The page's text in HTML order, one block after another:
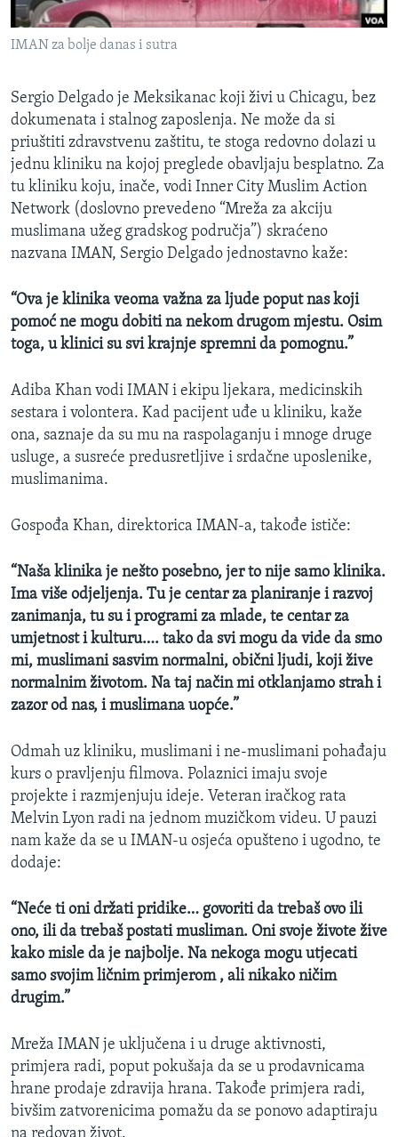
MAGAZIN
O GLASU AMERIKE
Learning English
PRATITE NAS
Jezici
IMAN za bolje danas i sutra
Sergio Delgado je Meksikanac koji živi u Chicagu, bez
dokumenata i stalnog zaposlenja. Ne može da si
priuštiti zdravstvenu zaštitu, te stoga redovno dolazi u
jednu kliniku na kojoj preglede obavljaju besplatno. Za
tu kliniku koju, inače, vodi Inner City Muslim Action
Network (doslovno prevedeno “Mreža za akciju
muslimana užeg gradskog područja”) skraćeno
nazvana IMAN, Sergio Delgado jednostavno kaže:
“Ova je klinika veoma važna za ljude poput nas koji
pomoć ne mogu dobiti na nekom drugom mjestu. Osim
toga, u klinici su svi krajnje spremni da pomognu.”
Adiba Khan vodi IMAN i ekipu ljekara, medicinskih
sestara i volontera. Kad pacijent uđe u kliniku, kaže
ona, saznaje da su mu na raspolaganju i mnoge druge
usluge, a susreće predusretljive i srdačne uposlenike,
muslimanima.
Gospođa Khan, direktorica IMAN-a, takođe ističe:
“Naša klinika je nešto posebno, jer to nije samo klinika.
Ima više odjeljenja. Tu je centar za planiranje i razvoj
zanimanja, tu su i programi za mlade, te centar za
umjetnost i kulturu…. tako da svi mogu da vide da smo
mi, muslimani sasvim normalni, obični ljudi, koji žive
normalnim životom. Na taj način mi otklanjamo strah i
zazor od nas, i muslimana uopće.”
Odmah uz kliniku, muslimani i ne-muslimani pohađaju
kurs o pravljenju filmova. Polaznici imaju svoje
projekte i razmjenjuju ideje. Veteran iračkog rata
Melvin Lyon radi na jednom muzičkom videu. U pauzi
nam kaže da se u IMAN-u osjeća opušteno i ugodno, te
dodaje:
“Neće ti oni držati pridike… govoriti da trebaš ovo ili
ono, ili da trebaš postati musliman. Oni svoje živote žive
kako misle da je najbolje. Na nekoga mogu utjecati
samo svojim ličnim primjerom , ali nikako ničim
drugim.”
Mreža IMAN je uključena i u druge aktivnosti,
primjera radi, poput pokušaja da se u prodavnicama
hrane prodaje zdravija hrana. Takođe primjera radi,
bivšim zatvorenicima pomažu da se ponovo adaptiraju